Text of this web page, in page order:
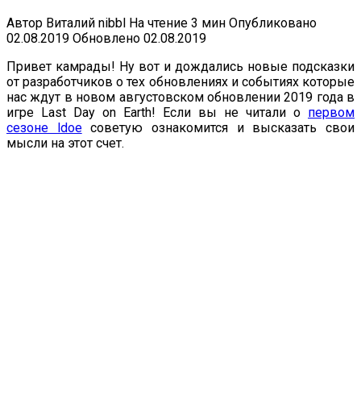
Автор Виталий nibbl На чтение 3 мин Опубликовано
02.08.2019 Обновлено 02.08.2019
Привет камрады! Ну вот и дождались новые подсказки
от разработчиков о тех обновлениях и событиях которые
нас ждут в новом августовском обновлении 2019 года в
игре Last Day on Earth! Если вы не читали о первом
сезоне ldoeсоветую ознакомится и высказать свои
мысли на этот счет.